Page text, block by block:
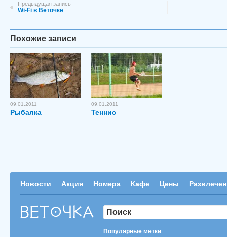
Предыдущая запись
Wi-Fi в Веточке
Похожие записи
09.01.2011
Рыбалка
09.01.2011
Теннис
Новости Акция Номера Кафе Цены
Популярные метки